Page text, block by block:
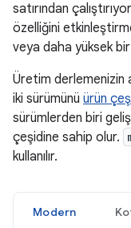
satırından
özelliğini
veya daha yüksek
Üretim derlemenizin
iki sürümünü ürün
sürümlerden biri
çeşidine sahip olur.
kullanılır.
Modern